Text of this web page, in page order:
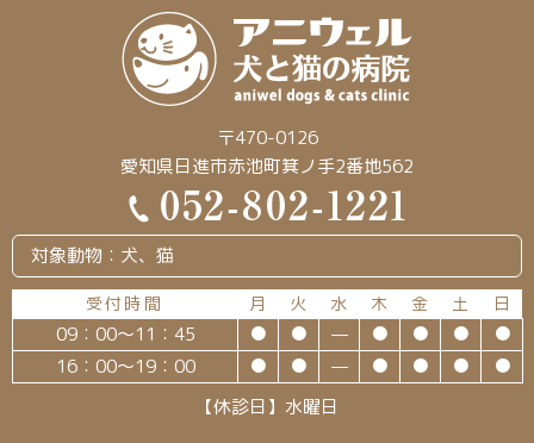
〒470-0126
愛知県日進市赤池町箕ノ手2番地562
対象動物：犬、猫
受付時間 月 火 水 木 金 土 日
09：00～11：45 ● ● — ● ● ●
●
16：00～19：00
● ● — ● ● ●
●
【休診日】水曜日